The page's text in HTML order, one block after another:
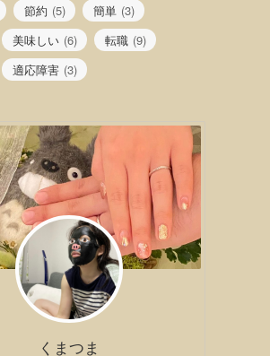
節約 (5) 簡単 (3)
美味しい (6) 転職 (9)
適応障害 (3)
くまつま